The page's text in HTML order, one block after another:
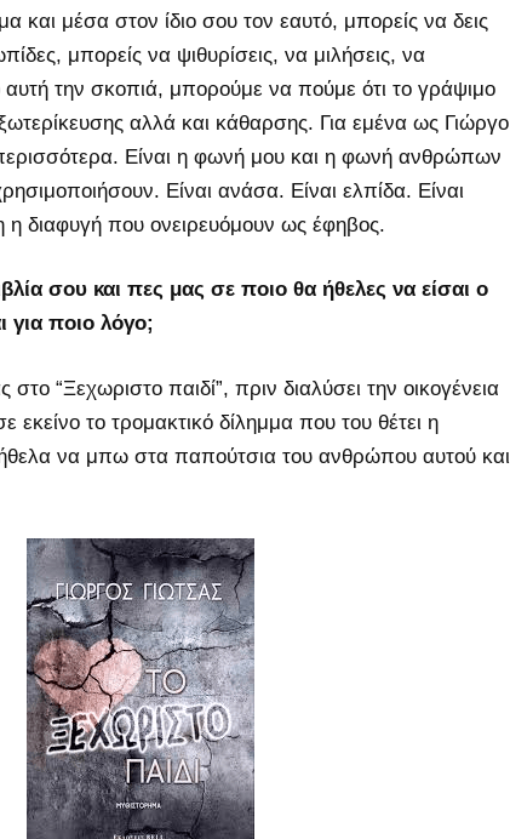
και μέσα στον ίδιο σου τον εαυτό, μπορείς να δεις
μπορείς να ψιθυρίσεις, να μιλήσεις, να
την σκοπιά, μπορούμε να πούμε ότι το γράψιμο
αλλά και κάθαρσης. Για εμένα ως Γιώργο
Είναι η φωνή μου και η φωνή ανθρώπων
Είναι ανάσα. Είναι ελπίδα. Είναι
η διαφυγή που ονειρευόμουν ως έφηβος.
σου και πες μας σε ποιο θα ήθελες να είσαι ο
για ποιο λόγο;
“Ξεχωριστο παιδί”, πριν διαλύσει την οικογένεια
εκείνο το τρομακτικό δίλημμα που του θέτει η
να μπω στα παπούτσια του ανθρώπου αυτού και